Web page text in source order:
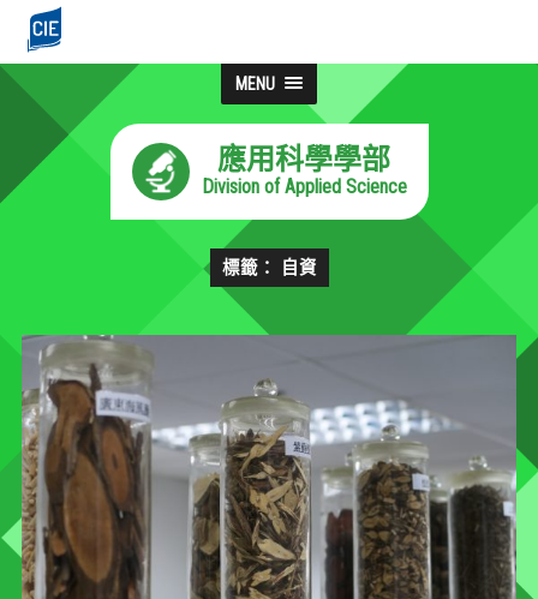
MENU
應用科學學部
Division of Applied Science
標籤： 自資